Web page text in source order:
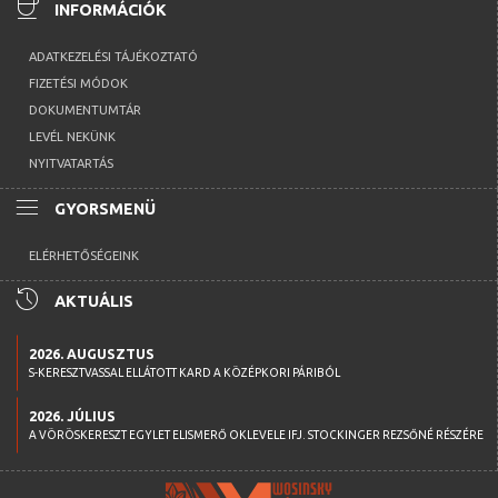
coffee INFORMÁCIÓK
ADATKEZELÉSI TÁJÉKOZTATÓ
FIZETÉSI MÓDOK
DOKUMENTUMTÁR
LEVÉL NEKÜNK
NYITVATARTÁS
menu GYORSMENÜ
ELÉRHETŐSÉGEINK
history AKTUÁLIS
2026. AUGUSZTUS
S-KERESZTVASSAL ELLÁTOTT KARD A KÖZÉPKORI PÁRIBÓL
2026. JÚLIUS
A VÖRÖSKERESZT EGYLET ELISMERŐ OKLEVELE IFJ. STOCKINGER REZSŐNÉ RÉSZÉRE